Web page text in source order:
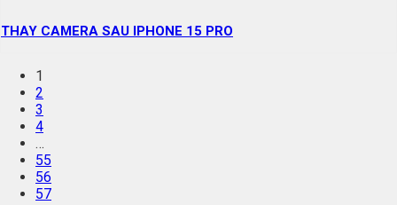
THAY CAMERA SAU IPHONE 15 PRO
1
2
3
4
…
55
56
57